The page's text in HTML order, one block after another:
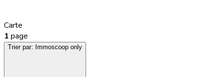
Carte
1 page
Trier par: Immoscoop only